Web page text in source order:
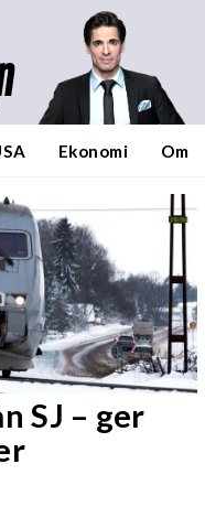
Ekonomi Om
SJ – ger